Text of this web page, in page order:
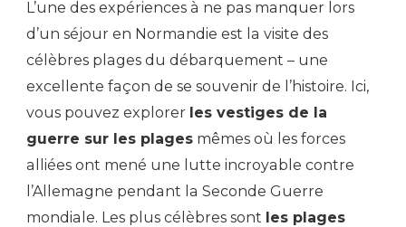
L’une des expériences à ne pas manquer lors
d’un séjour en Normandie est la visite des
célèbres plages du débarquement – une
excellente façon de se souvenir de l’histoire. Ici,
vous pouvez explorer les vestiges de la
guerre sur les plages mêmes où les forces
alliées ont mené une lutte incroyable contre
l’Allemagne pendant la Seconde Guerre
mondiale. Les plus célèbres sont les plages